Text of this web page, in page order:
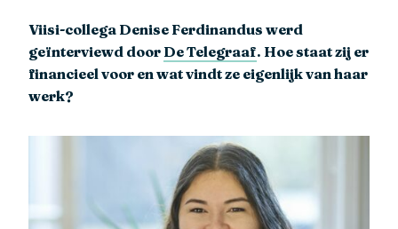
Viisi-collega Denise Ferdinandus werd
geïnterviewd door De Telegraaf. Hoe staat zij er
financieel voor en wat vindt ze eigenlijk van haar
werk?